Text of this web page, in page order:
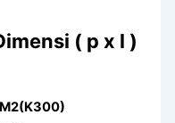
( p x l )